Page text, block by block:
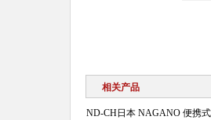
相关产品
ND-CH日本 NAGANO 便携